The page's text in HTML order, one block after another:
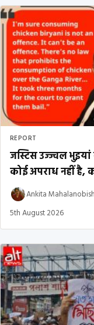
REPORT
जस्टिस उज्ज्वल
कोई अपराध नहीं है,
Ankita Mahalanobish
5th August 2026